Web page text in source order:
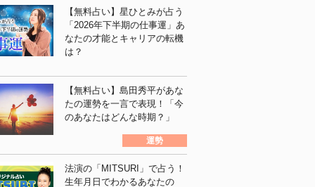
【無料占い】星ひとみが占う
「2026年下半期の仕事運」あ
なたの才能とキャリアの転機
は？
【無料占い】島田秀平があな
たの運勢を一言で表現！「今
のあなたはどんな時期？」
運勢
法演の「MITSURI」で占う！
生年月日でわかるあなたの